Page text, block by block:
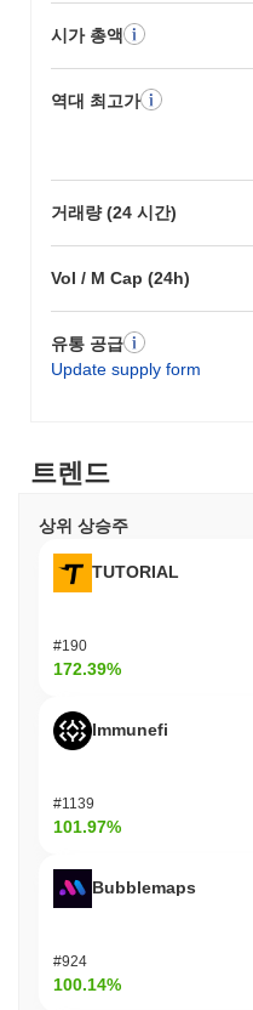
시가 총액
역대 최고가
거래량 (24 시간)
Vol / M Cap (24h)
유통 공급
Update supply form
BUNNY MEV BOT은 현재
정기적인 업데이트가 이루
간에서의 생동감 있는 존재
BUNNY MEV BOT은
BUNNY MEV BOT은 주로
(MEV) 기회를 활용하여 거
향상시키려는 경험이 풍부
의해 채택되고 있습니다.
BUNNY MEV BOT은
메커니즘을 활용합니다. 검
의 무결성을 유지하도록 유
MEV 전략을 실행하기 위한
효율성을 촉진합니다.
BUNNY MEV BOT이
BUNNY MEV BOT은 잠재
능 가치) 전략과 관련된 본
이는 분산 금융(DeFi) 공간
장기적인 생존 가능성에 대
문제가 발생할 수 있습니다.
및 시장 인사이트
BUNNY MEV BOT
트렌드
상위 상승주
TUTORIAL
#190
172.39%
Immunefi
#1139
101.97%
Bubblemaps
#924
100.14%